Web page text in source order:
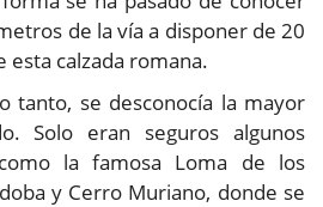
de la vía a disponer de 20
calzada romana.
tanto, se desconocía la mayor
Solo eran seguros algunos
la famosa Loma de los
y Cerro Muriano, donde se